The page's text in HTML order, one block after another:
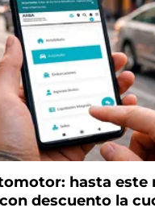
hasta este
descuento la